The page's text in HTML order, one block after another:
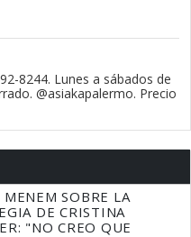
8244. Lunes a sábados de
@asiakapalermo. Precio
SOBRE LA
DE CRISTINA
"NO CREO QUE